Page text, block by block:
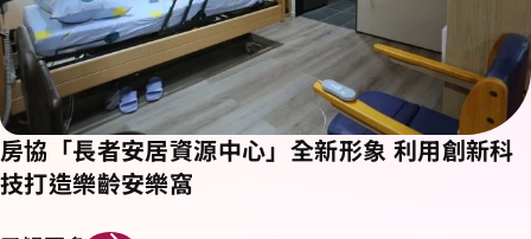
房協「長者安居資源中心」全新形象 利用創新科
技打造樂齡安樂窩